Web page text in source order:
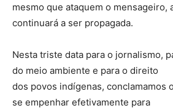
mesmo que ataquem o mensageiro,
continuará a ser propagada.
Nesta triste data para o jornalismo,
do meio ambiente e para o direito
dos povos indígenas, conclamamos
se empenhar efetivamente para